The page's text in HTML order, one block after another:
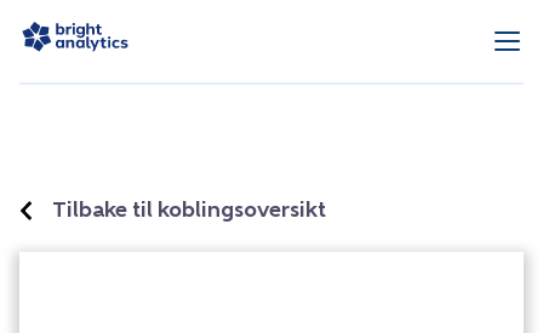
Tilbake til koblingsoversikt